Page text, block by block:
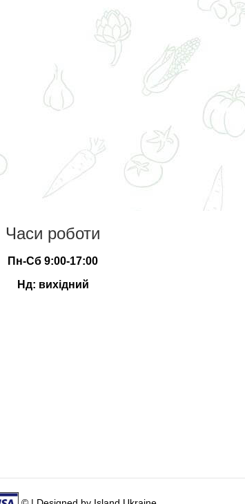
Часи роботи
Пн-Сб 9:00-17:00
Нд: вихідний